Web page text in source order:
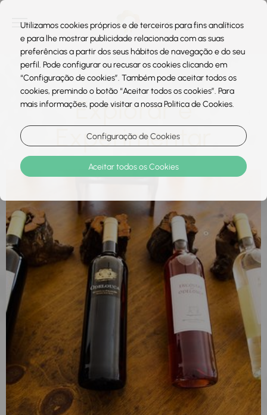
Explorar e
Experimentar
Utilizamos cookies próprios e de terceiros para fins analíticos
e para lhe mostrar publicidade relacionada com as suas
preferências a partir dos seus hábitos de navegação e do seu
perfil. Pode configurar ou recusar os cookies clicando em
“Configuração de cookies”. Também pode aceitar todos os
cookies, premindo o botão “Aceitar todos os cookies”. Para
mais informações, pode visitar a nossa Politica de Cookies.
Configuração de Cookies
Aceitar todos os Cookies